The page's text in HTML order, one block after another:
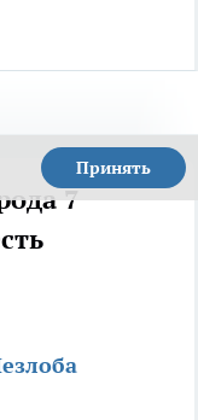
Принять
7